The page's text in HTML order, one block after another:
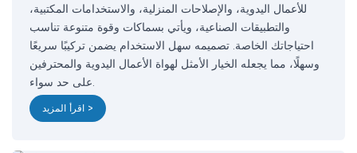
للأعمال اليدوية، والإصلاحات المنزلية، والاستخدامات المكتبية،
والتطبيقات الصناعية، ويأتي بسماكات وقوة متنوعة تناسب
احتياجاتك الخاصة. تصميمه سهل الاستخدام يضمن تركيبًا سريعًا
وسهلًا، مما يجعله الخيار الأمثل لهواة الأعمال اليدوية والمحترفين
على حد سواء.
اقرأ المزيد >